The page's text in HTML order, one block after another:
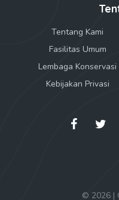
Tentang Kami
Fasilitas Umum
Lembaga Konservasi
Kebijakan Privasi
© 2026 |